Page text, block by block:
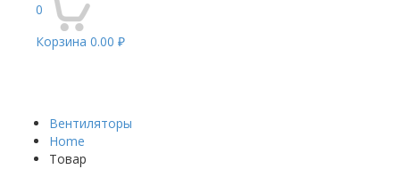
0
Корзина 0.00 ₽
Вентиляторы
Home
Товар